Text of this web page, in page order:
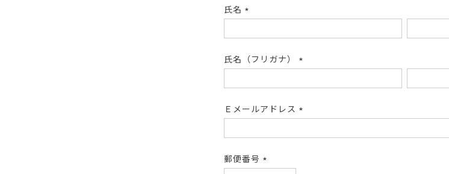
氏名
須)
氏名（フリガナ）
須)
Ｅメールアドレス
須)
郵便番号